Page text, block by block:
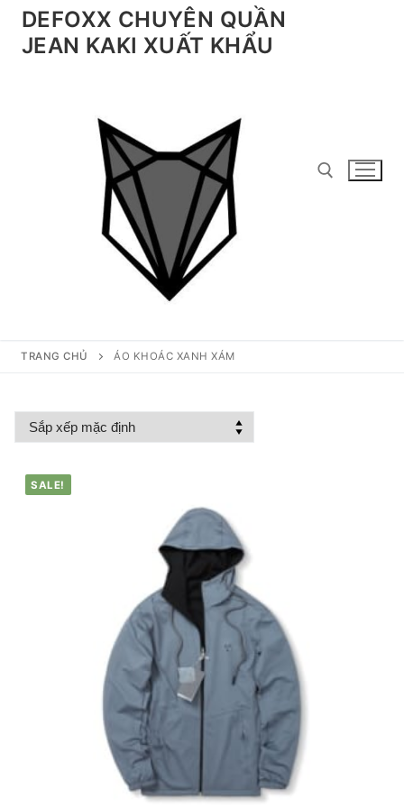
Chuyển
đếnDEFOXX CHUYÊN QUẦN
JEAN KAKI XUẤT KHẨU
Tìm kiếm cho:
TRANG CHỦ ÁO KHOÁC XANH XÁM
SALE!